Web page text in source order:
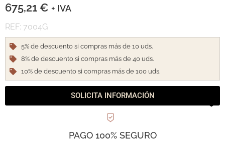
675,21 € + IVA
REF: 7004G
5% de descuento si compras más de 10 uds.
8% de descuento si compras más de 40 uds.
10% de descuento si compras más de 100 uds.
SOLICITA INFORMACIÓN
PAGO 100% SEGURO